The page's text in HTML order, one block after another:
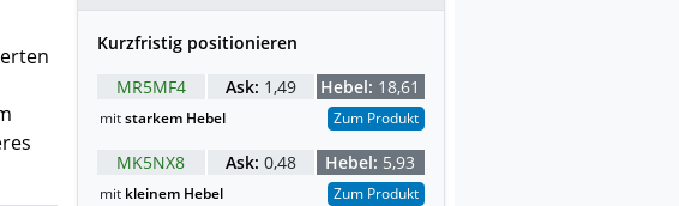
Kurzfristig positionieren
MR5MF4
Ask: 1,49 Hebel: 18,61
mitstarkem Hebel Zum Produkt
MK5NX8 Ask: 0,48 Hebel: 5,93
mit kleinem Hebel Zum Produkt